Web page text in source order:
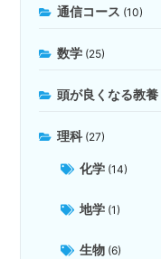
通信コース (10)
数学 (25)
頭が良くなる教養
理科 (27)
化学 (14)
地学 (1)
生物 (6)